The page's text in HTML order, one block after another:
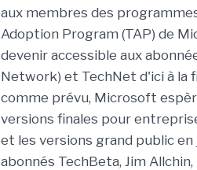
aux membres des
Adoption Program (TAP) de
devenir accessible aux
Network) et TechNet d'ici à la
comme prévu, Microsoft
versions finales pour
et les versions grand public
abonnés TechBeta, Jim